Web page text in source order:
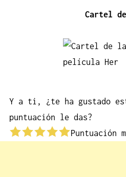
Cartel
Y a ti, ¿te ha gustado
puntuación le das?
Puntuación